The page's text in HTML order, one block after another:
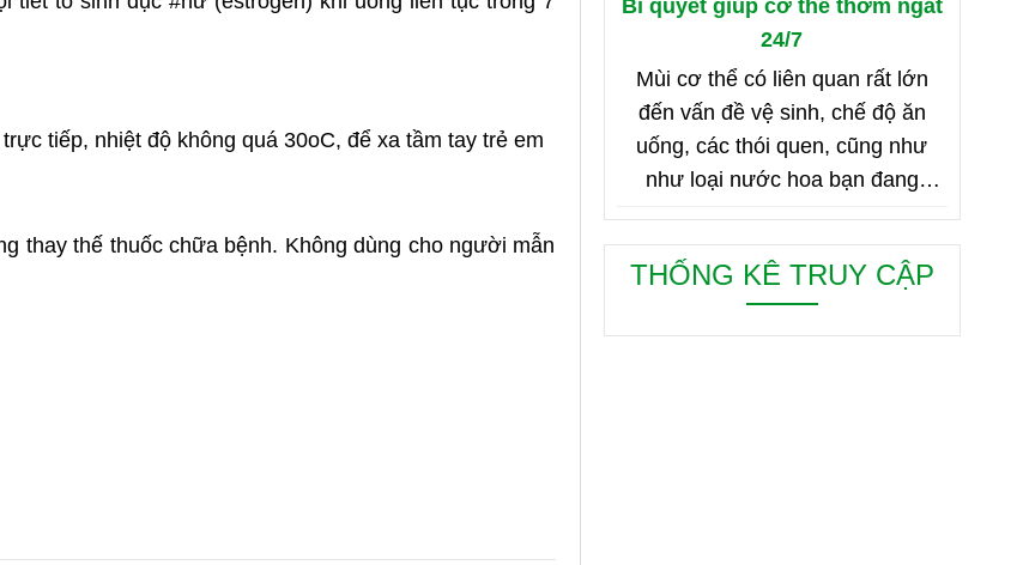
tiếp, nhiệt độ không quá 30oC, để xa tầm tay trẻ em
thay thế thuốc chữa bệnh. Không dùng cho người mẫn
Bí quyết giúp cơ thể thơm ngát
24/7
Mùi cơ thể có liên quan rất lớn
đến vấn đề vệ sinh, chế độ ăn
uống, các thói quen, cũng như
như loại nước hoa bạn đang
dùng. Bên dưới là 8 mẹo nhỏ giúp
bạn duy trì cơ thể thơm ngát từ
sáng đến tối, từ đầu đến chân.
THỐNG KÊ TRUY CẬP